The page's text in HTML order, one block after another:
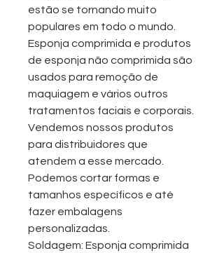
estão se tornando muito
populares em todo o mundo.
Esponja comprimida e produtos
de esponja não comprimida são
usados para remoção de
maquiagem e vários outros
tratamentos faciais e corporais.
Vendemos nossos produtos
para distribuidores que
atendem a esse mercado.
Podemos cortar formas e
tamanhos específicos e até
fazer embalagens
personalizadas.
Soldagem: Esponja comprimida